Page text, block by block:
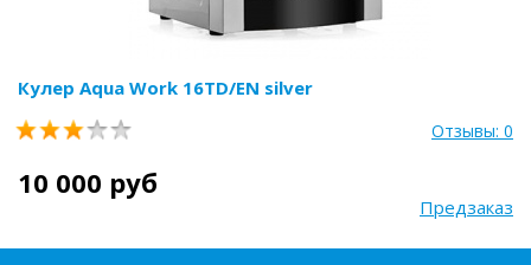
Кулер Aqua Work 16ТD/EN silver
Отзывы: 0
10 000 руб
Предзаказ